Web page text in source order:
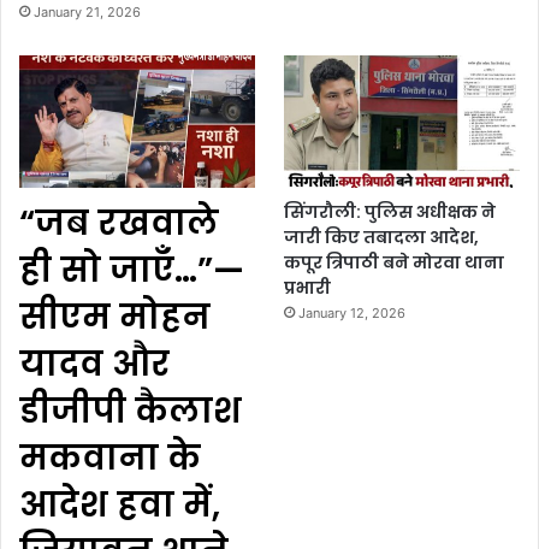
January 21, 2026
“जब रखवाले
ही सो जाएँ…”—
सीएम मोहन
यादव और
डीजीपी कैलाश
मकवाना के
आदेश हवा में,
सिंगरौली: पुलिस अधीक्षक ने
जारी किए तबादला आदेश,
कपूर त्रिपाठी बने मोरवा थाना
प्रभारी
January 12, 2026